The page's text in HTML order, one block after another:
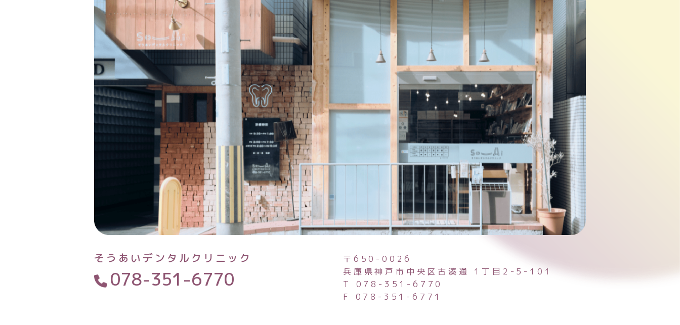
そうあいデンタルクリニック
078-351-6770
〒650-0026
兵庫県神戸市中央区古湊通
1丁目2-5-101
T 078-351-6770
F 078-351-6771